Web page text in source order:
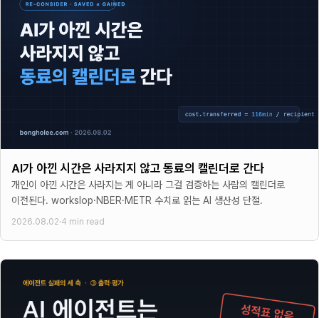
AI가 아낀 시간은 사라지지 않고 동료의 캘린더로 간다
개인이 아낀 시간은 사라지는 게 아니라 그걸 검증하는 사람의 캘린더로
이전된다. workslop·NBER·METR 수치로 읽는 AI 생산성 단절.
2026.08.02·4 min read